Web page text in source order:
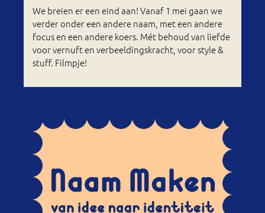
We breien er een eind aan! Vanaf 1 mei gaan we
verder onder een andere naam, met een andere
focus en een andere koers. Mét behoud van liefde
voor vernuft en verbeeldingskracht, voor style &
stuff. Filmpje!